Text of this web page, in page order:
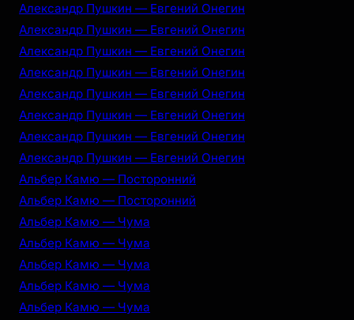
Александр Пушкин — Евгений Онегин
Александр Пушкин — Евгений Онегин
Александр Пушкин — Евгений Онегин
Александр Пушкин — Евгений Онегин
Александр Пушкин — Евгений Онегин
Александр Пушкин — Евгений Онегин
Александр Пушкин — Евгений Онегин
Александр Пушкин — Евгений Онегин
Альбер Камю — Посторонний
Альбер Камю — Посторонний
Альбер Камю — Чума
Альбер Камю — Чума
Альбер Камю — Чума
Альбер Камю — Чума
Альбер Камю — Чума